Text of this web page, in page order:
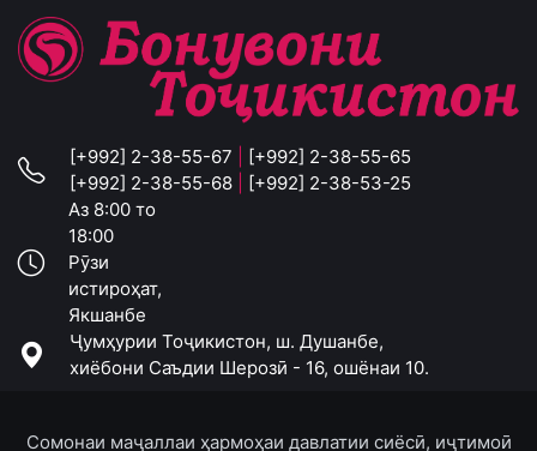
[+992] 2-38-55-67
[+992] 2-38-55-65
[+992] 2-38-55-68
[+992] 2-38-53-25
Аз 8:00 то
18:00
Рӯзи
истироҳат,
Якшанбе
Ҷумҳурии Тоҷикистон, ш. Душанбе,
хиёбони Саъдии Шерозӣ - 16, ошёнаи 10.
Сомонаи маҷаллаи ҳармоҳаи давлатии сиёсӣ, иҷтимоӣ